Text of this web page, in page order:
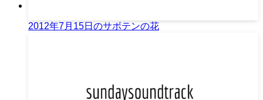
2012年7月15日のサボテンの花